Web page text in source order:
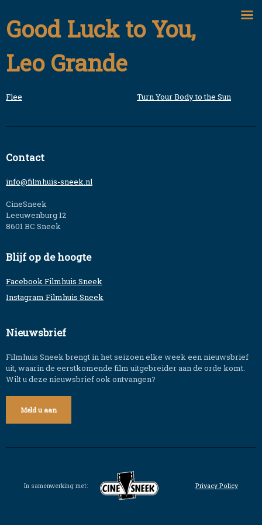
to
content
Good Luck to You,
Leo Grande
Bericht
navigatie
Flee Turn Your Body to the Sun
Contact
info@filmhuis-sneek.nl
CineSneek
Leeuwenburg 12
8601 BC Sneek
Blijf op de hoogte
Facebook Filmhuis Sneek
Instagram Filmhuis Sneek
Nieuwsbrief
Filmhuis Sneek brengt in het seizoen elke week een nieuwsbrief
uit, waarin de eerstkomende film uitgebreider aan de orde komt.
Wilt u deze nieuwsbrief ook ontvangen?
Meld u aan
In samenwerking met: Privacy Policy